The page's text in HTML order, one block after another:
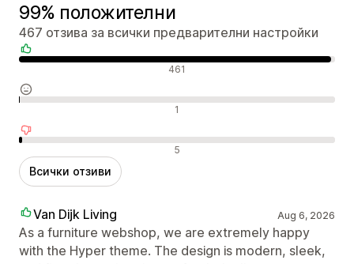
99% положителни
467 отзива за всички предварителни настройки
Положителни отзиви 461
Неутрални отзиви 1
Отрицателни отзиви 5
Всички отзиви
Van Dijk Living Aug 6, 2026
As a furniture webshop, we are extremely happy
with the Hyper theme. The design is modern, sleek,